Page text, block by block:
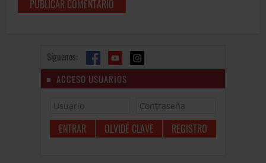
Síguenos:
ACCESO USUARIOS
OLVIDÉ CLAVE REGISTRO